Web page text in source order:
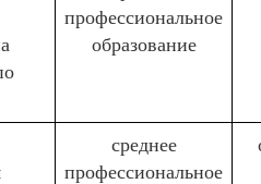
профессиональное
образование
среднее
профессиональное